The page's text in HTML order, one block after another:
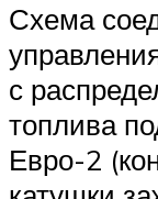
Схема
с
топлива
Евро-2